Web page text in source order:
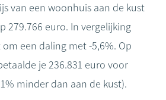
van een woonhuis aan de kust
279.766 euro. In vergelijking
een daling met -5,6%. Op
je 236.831 euro voor
minder dan aan de kust).